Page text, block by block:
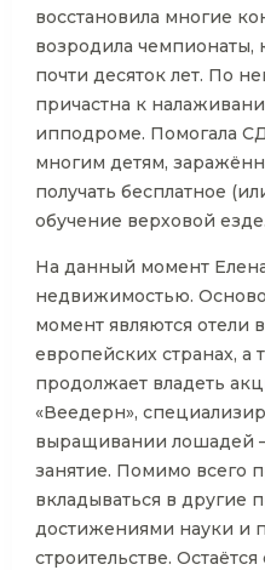
восстановила многие
возродила чемпионаты,
почти десяток лет. По
причастна к
ипподроме. Помогала
многим детям,
получать бесплатное
обучение верховой езде.
На данный момент
недвижимостью.
момент являются отели
европейских странах, а
продолжает владеть
«Веедерн»,
выращивании лошадей
занятие. Помимо всего
вкладываться в другие
достижениями науки и
строительстве.